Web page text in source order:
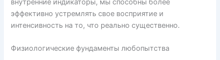
внутренние индикаторы, мы способны более
эффективно устремлять свое восприятие и
интенсивность на то, что реально существенно.
Физиологические фундаменты любопытства